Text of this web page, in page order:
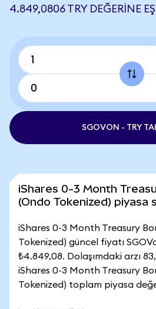
4.849,0806 TRY DEĞERINE
SGOVON - TRY
iShares 0-3 Month
(Ondo Tokenized) piyasa
iShares 0-3 Month Treasury
Tokenized) güncel fiyatı
₺4.849,08. Dolaşımdaki arzı
iShares 0-3 Month Treasury
Tokenized) toplam piyasa